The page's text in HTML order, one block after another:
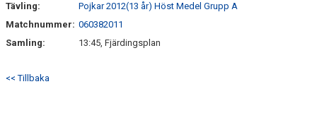
Tävling:
Pojkar 2012(13 år) Höst Medel Grupp A
Matchnummer: 060382011
Samling:
13:45, Fjärdingsplan
<< Tillbaka